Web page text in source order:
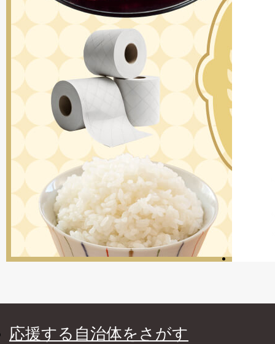
応援する自治体をさがす